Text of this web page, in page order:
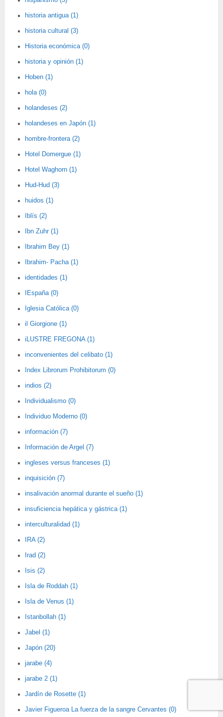
historia antigua (1)
historia cultural (3)
Historia económica (0)
historia y opinión (1)
Hoben (1)
hola (0)
holandeses (2)
holandeses en Japón (1)
hombre-frontera (2)
Hotel Domergue (1)
Hotel Waghorn (1)
Hud-Hud (3)
huidos (1)
Iblís (2)
Ibn Zuhr (1)
Ibrahim Bey (1)
Ibrahim- Pacha (1)
identidades (1)
IEspaña (0)
Iglesia Católica (0)
il Giorgione (1)
iLUSTRE FREGONA (1)
inconvenientes del celibato (1)
Index Librorum Prohibitorum (0)
indios (2)
Individualismo (0)
Individuo Moderno (0)
información (7)
Información de Argel (7)
ingleses versus franceses (1)
inquisición (7)
insalivación anormal durante el sueño (1)
insuficiencia hepática y gástrica (1)
interculturalidad (1)
IRA (2)
Irad (2)
Isis (2)
Isla de Roddah (1)
Isla de Venus (1)
Istanbollah (1)
Jabel (1)
Japón (20)
jarabe (4)
jarabe 2 (1)
Jardín de Rosette (1)
Javier Figueroa La fuerza de la sangre Cervantes (0)